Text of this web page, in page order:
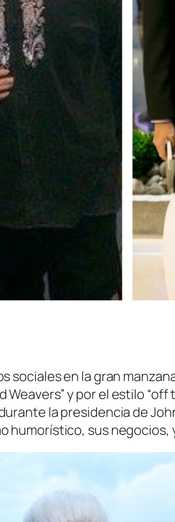
sociales en la gran
Weavers” y por el estilo “off
la presidencia de
humorístico, sus negocios,